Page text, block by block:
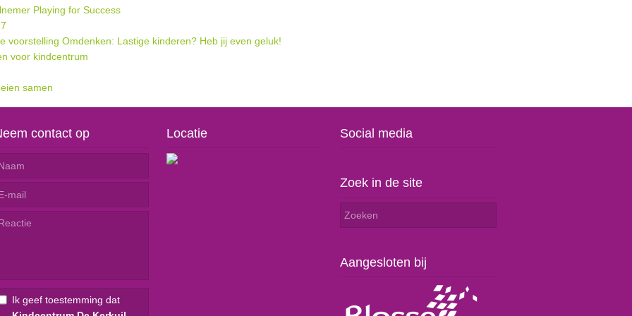
Playing for Success
voorstelling Omdenken: Lastige kinderen? Heb jij even geluk!
voor kindcentrum
samen
contact op
Ik geef toestemming dat
Locatie Social media
Zoek in de site
Aangesloten bij